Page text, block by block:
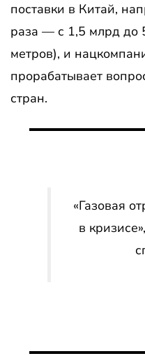
поставки в Китай,
раза — с 1,5 млрд до
метров), и
прорабатывает
стран.
«Газовая
в